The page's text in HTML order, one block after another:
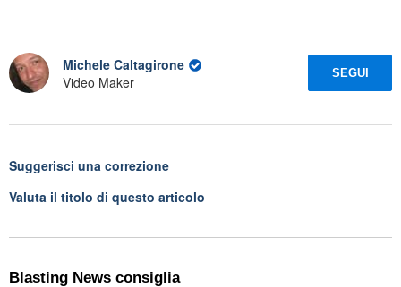
Michele Caltagirone
Video Maker
SEGUI
Suggerisci una correzione
Valuta il titolo di questo articolo
Blasting News consiglia